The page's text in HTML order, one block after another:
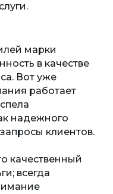
марки
в качестве
Вот уже
работает
надежного
клиентов.
качественный
всегда